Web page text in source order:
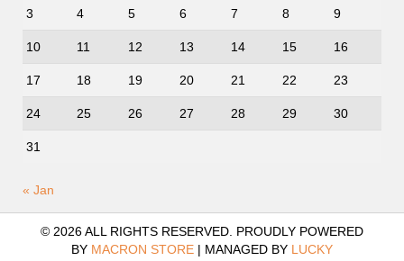
3 4 5 6 7 8 9
10 11 12 13 14 15 16
17 18 19 20 21 22 23
24 25 26 27 28 29 30
31
« Jan
© 2026 ALL RIGHTS RESERVED. PROUDLY POWERED
BY MACRON STORE | MANAGED BY LUCKY